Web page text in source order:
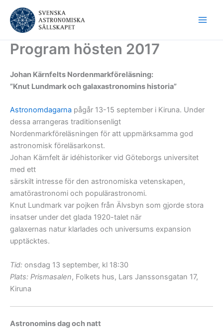
Hoppa
innehåll
Program hösten 2017
Johan Kärnfelts Nordenmarkföreläsning:
”Knut Lundmark och galaxastronomins historia”
Astronomdagarna pågår 13-15 september i Kiruna. Under
dessa arrangeras traditionsenligt
Nordenmarkföreläsningen för att uppmärksamma god
astronomisk föreläsarkonst.
Johan Kärnfelt är idéhistoriker vid Göteborgs universitet
med ett
särskilt intresse för den astronomiska vetenskapen,
amatörastronomi och populärastronomi.
Knut Lundmark var pojken från Älvsbyn som gjorde stora
insatser under det glada 1920-talet när
galaxernas natur klarlades och universums expansion
upptäcktes.
Tid: onsdag 13 september, kl 18:30
Plats: Prismasalen, Folkets hus, Lars Janssonsgatan 17,
Kiruna
Astronomins dag och natt